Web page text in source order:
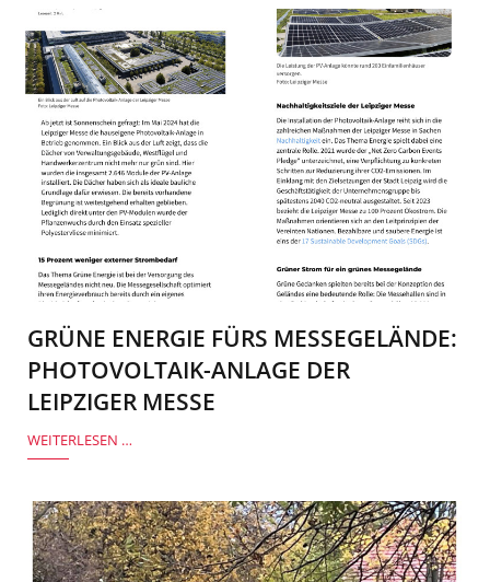
GRÜNE ENERGIE FÜRS MESSEGELÄNDE:
PHOTOVOLTAIK-ANLAGE DER
LEIPZIGER MESSE
WEITERLESEN …